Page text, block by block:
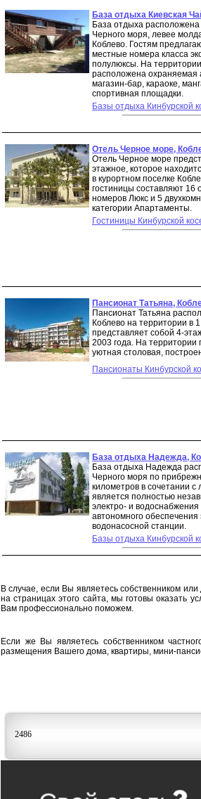
База отдыха Киевская
База отдыха расположена
Черного моря, левее
Коблево. Гостям
местные номера класса
полулюксы. На
расположена охраняемая
магазин-бар, караоке,
спортивная площадки.
Базы отдыха Кинбурской
Отель Черное море,
Отель Черное море
этажное, которое
в курортном поселке
гостиницы составляют 16
номеров Люкс и 5
категории Апартаменты.
Гостиницы Кинбурской
Пансионат Татьяна,
Пансионат Татьяна
Коблево на территории в
представляет собой 4-
2003 года. На территории
уютная столовая,
Пансионаты Кинбурской
База отдыха Надежда,
База отдыха Надежда
Черного моря по
километров в сочетании
является полностью
электро- и водоснабжения
автономного обеспечения
водонасосной станции.
Базы отдыха Кинбурской
В случае, если Вы являетесь собственником
на страницах этого сайта, мы готовы оказать
Вам профессионально поможем.
Если же Вы являетесь собственником
размещения Вашего дома, квартиры, мини-
2486